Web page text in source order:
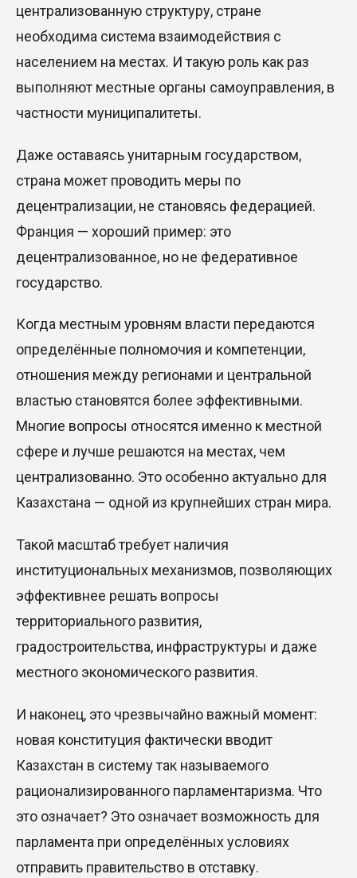
централизованную структуру, стране
необходима система взаимодействия с
населением на местах. И такую роль как раз
выполняют местные органы самоуправления, в
частности муниципалитеты.
Даже оставаясь унитарным государством,
страна может проводить меры по
децентрализации, не становясь федерацией.
Франция — хороший пример: это
децентрализованное, но не федеративное
государство.
Когда местным уровням власти передаются
определённые полномочия и компетенции,
отношения между регионами и центральной
властью становятся более эффективными.
Многие вопросы относятся именно к местной
сфере и лучше решаются на местах, чем
централизованно. Это особенно актуально для
Казахстана — одной из крупнейших стран мира.
Такой масштаб требует наличия
институциональных механизмов, позволяющих
эффективнее решать вопросы
территориального развития,
градостроительства, инфраструктуры и даже
местного экономического развития.
И наконец, это чрезвычайно важный момент:
новая конституция фактически вводит
Казахстан в систему так называемого
рационализированного парламентаризма. Что
это означает? Это означает возможность для
парламента при определённых условиях
отправить правительство в отставку.